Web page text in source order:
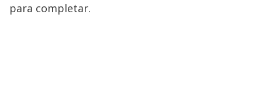
para completar.